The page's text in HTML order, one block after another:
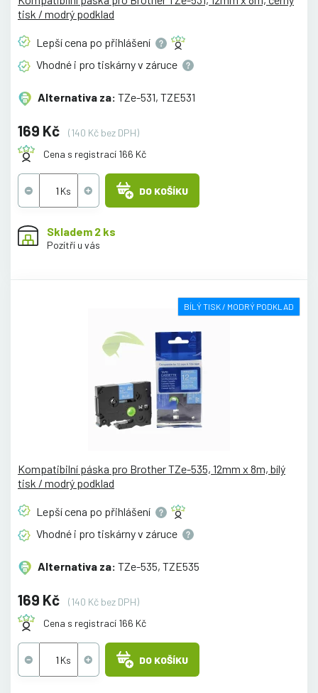
tisk / modrý podklad
Lepší cena po přihlášení
Vhodné i pro tiskárny v záruce
Alternativa za: TZe-531, TZE531
169 Kč
(140 Kč bez DPH)
Cena s registrací 166 Kč
DO KOŠÍKU
Skladem 2 ks
Pozítří u vás
BÍLÝ TISK / MODRÝ PODKLAD
Kompatibilní páska pro Brother TZe-535, 12mm x 8m, bílý
tisk / modrý podklad
Lepší cena po přihlášení
Vhodné i pro tiskárny v záruce
Alternativa za: TZe-535, TZE535
169 Kč
(140 Kč bez DPH)
Cena s registrací 166 Kč
DO KOŠÍKU